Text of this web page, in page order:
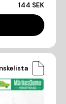
144 SEK